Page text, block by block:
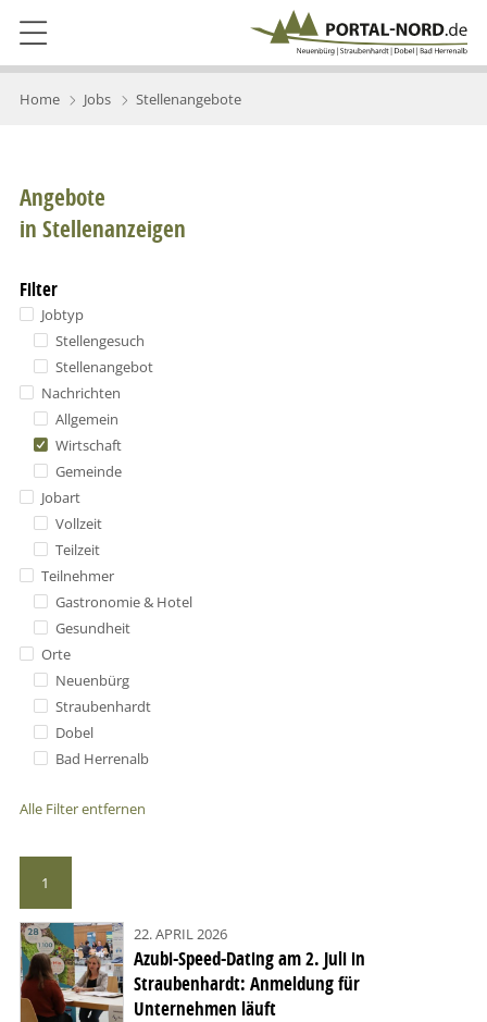
Home Jobs Stellenangebote
Angebote
in Stellenanzeigen
Filter
Jobtyp
Stellengesuch
Stellenangebot
Nachrichten
Allgemein
Wirtschaft
Gemeinde
Jobart
Vollzeit
Teilzeit
Teilnehmer
Gastronomie & Hotel
Gesundheit
Orte
Neuenbürg
Straubenhardt
Dobel
Bad Herrenalb
Alle Filter entfernen
1
22. APRIL 2026
Azubi-Speed-Dating am 2. Juli in
Straubenhardt: Anmeldung für
Unternehmen läuft